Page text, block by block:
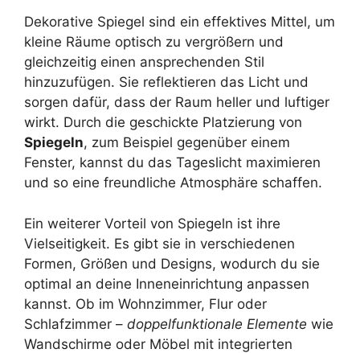
Dekorative Spiegel sind ein effektives Mittel, um
kleine Räume optisch zu vergrößern und
gleichzeitig einen ansprechenden Stil
hinzuzufügen. Sie reflektieren das Licht und
sorgen dafür, dass der Raum heller und luftiger
wirkt. Durch die geschickte Platzierung von
Spiegeln, zum Beispiel gegenüber einem
Fenster, kannst du das Tageslicht maximieren
und so eine freundliche Atmosphäre schaffen.
Ein weiterer Vorteil von Spiegeln ist ihre
Vielseitigkeit. Es gibt sie in verschiedenen
Formen, Größen und Designs, wodurch du sie
optimal an deine Inneneinrichtung anpassen
kannst. Ob im Wohnzimmer, Flur oder
Schlafzimmer – doppelfunktionale Elemente wie
Wandschirme oder Möbel mit integrierten